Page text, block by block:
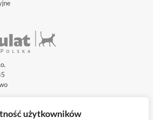
użytkowników